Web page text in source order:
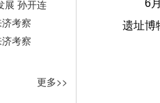
展 孙开连
考察
考察
更多>>
6
遗址博